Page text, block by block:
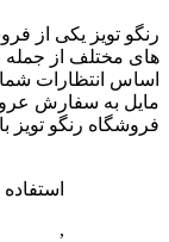
رنگو تویز یکی از
های مختلف از جمله
اساس انتظارات
مایل به سفارش
فروشگاه رنگو تویز
,